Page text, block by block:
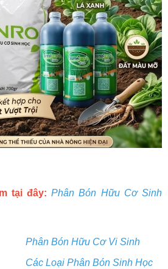
tại đây: Phân Bón Hữu Cơ Sinh
Phân Bón Hữu Cơ Vi Sinh
Các Loại Phân Bón Sinh Học